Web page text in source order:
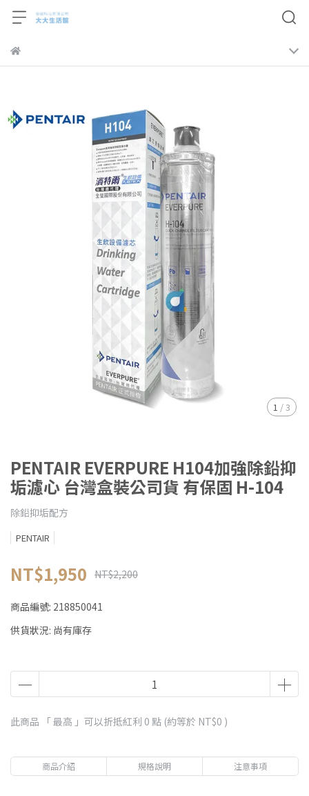
1 /3
PENTAIR EVERPURE H104加強除鉛抑
垢濾心 台灣盒裝公司貨 有保固 H-104
除鉛抑垢配方
PENTAIR
NT$1,950 NT$2,200
商品編號: 218850041
供貨狀況: 尚有庫存
此商品 「 最高 」可以折抵紅利 0 點 (約等於 NT$0 )
商品介紹 規格說明 注意事項